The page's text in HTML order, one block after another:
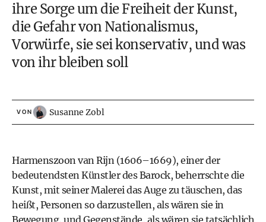
ihre Sorge um die Freiheit der Kunst,
die Gefahr von Nationalismus,
Vorwürfe, sie sei konservativ, und was
von ihr bleiben soll
VON Susanne Zobl
Harmenszoon van Rijn (1606–1669), einer der
bedeutendsten Künstler des Barock, beherrschte die
Kunst, mit seiner Malerei das Auge zu täuschen, das
heißt, Personen so darzustellen, als wären sie in
Bewegung, und Gegenstände, als wären sie tatsächlich